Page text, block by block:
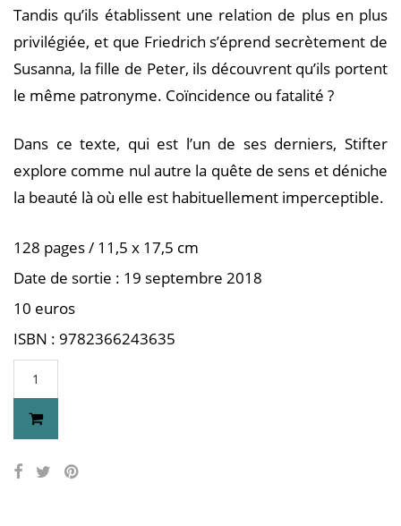
Tandis qu’ils établissent une relation de plus en plus
privilégiée, et que Friedrich s’éprend secrètement de
Susanna, la fille de Peter, ils découvrent qu’ils portent
le même patronyme. Coïncidence ou fatalité ?
Dans ce texte, qui est l’un de ses derniers, Stifter
explore comme nul autre la quête de sens et déniche
la beauté là où elle est habituellement imperceptible.
128 pages / 11,5 x 17,5 cm
Date de sortie : 19 septembre 2018
10 euros
ISBN : 9782366243635